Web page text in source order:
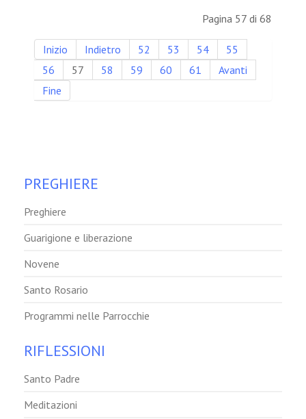
Pagina 57 di 68
Inizio Indietro 52 53 54
55
56
57 58 59 60 61
Avanti
Fine
PREGHIERE
Preghiere
Guarigione e liberazione
Novene
Santo Rosario
Programmi nelle Parrocchie
RIFLESSIONI
Santo Padre
Meditazioni